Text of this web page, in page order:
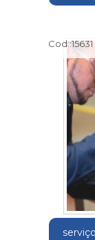
Cod.:15631